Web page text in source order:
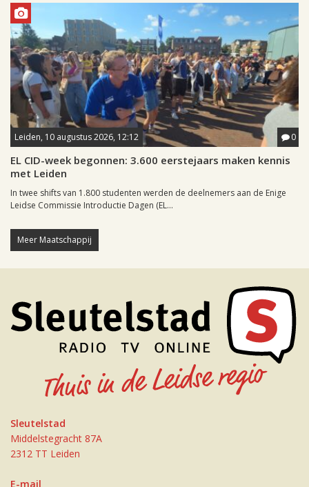
Leiden, 10 augustus 2026, 12:12 0
EL CID-week begonnen: 3.600 eerstejaars maken kennis
met Leiden
In twee shifts van 1.800 studenten werden de deelnemers aan de Enige
Leidse Commissie Introductie Dagen (EL...
Meer Maatschappij
Sleutelstad
Middelstegracht 87A
2312 TT Leiden
E-mail